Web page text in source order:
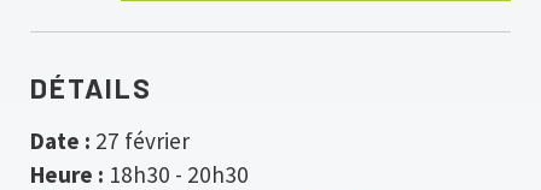
DÉTAILS
Date : 27 février
Heure : 18h30 - 20h30